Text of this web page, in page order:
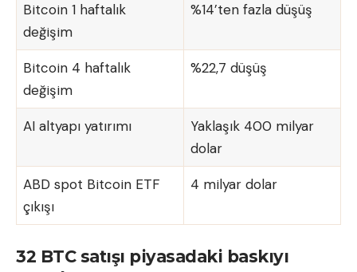
Bitcoin 1 haftalık
değişim
%14’ten fazla düşüş
Bitcoin 4 haftalık
değişim
%22,7 düşüş
AI altyapı yatırımı
Yaklaşık 400 milyar
dolar
ABD spot Bitcoin ETF
çıkışı
4 milyar dolar
32 BTC satışı piyasadaki baskıyı